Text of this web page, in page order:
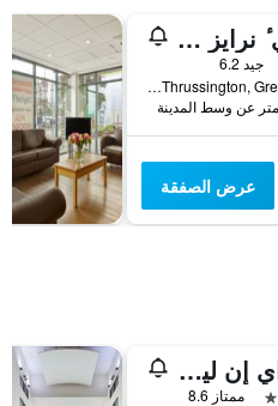
أو واي ٔ نرايز هوت، ، أيه4 إن ليسيستر
جيد 6.2
A46 Thrussington, Green Acres, لستر, المملكة المتحدة
عرض الصفقة
هوليداي إن ليستر سيتي
ممتاز 8.6